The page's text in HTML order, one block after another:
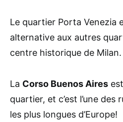
Le quartier Porta Venezia
alternative aux autres
centre historique de Milan.
La Corso Buenos Aires
quartier, et c’est l’une
les plus longues d’Europe!